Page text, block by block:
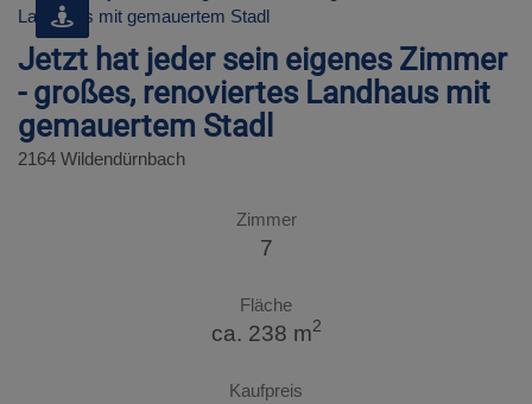
Jetzt hat jeder sein eigenes Zimmer
- großes, renoviertes Landhaus mit
gemauertem Stadl
2164 Wildendürnbach
Zimmer
7
Fläche
ca. 238 m2
Kaufpreis